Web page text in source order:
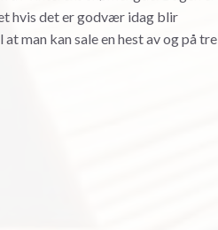
hvis det er godvær idag blir
man kan sale en hest av og på tre